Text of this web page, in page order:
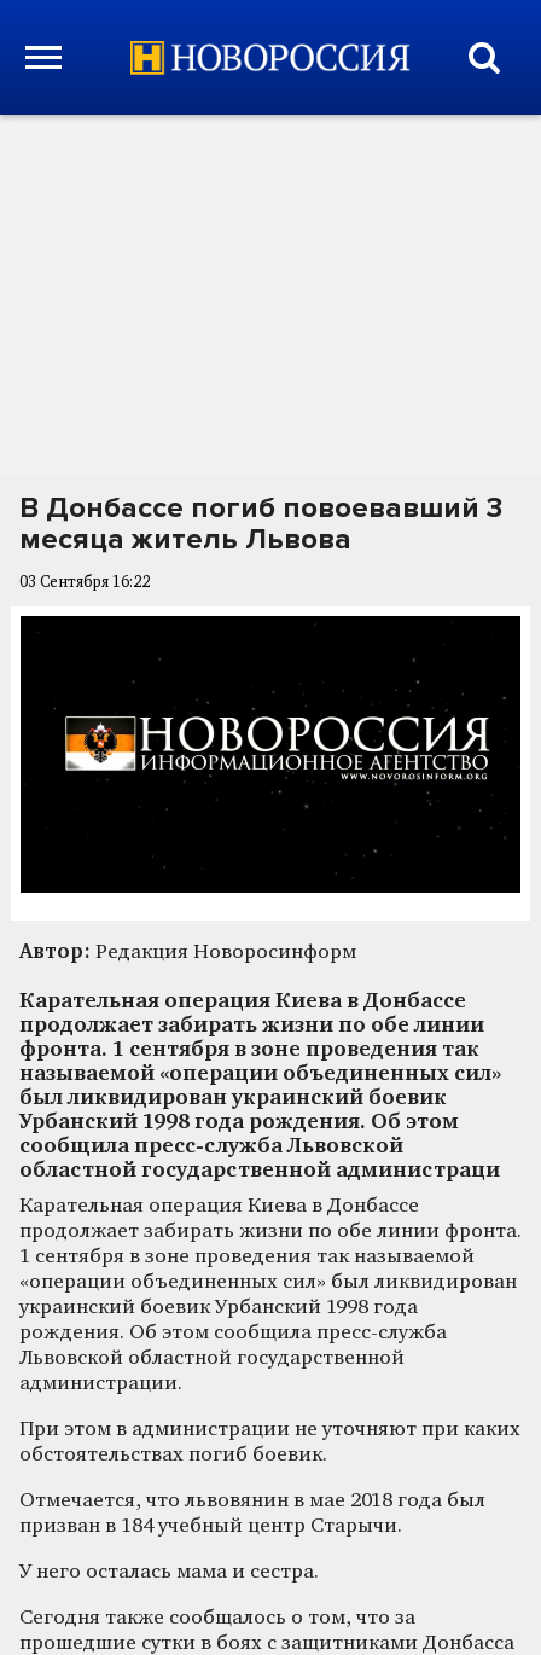
В Донбассе погиб повоевавший 3
месяца житель Львова
03 Сентября 16:22
Автор: Редакция Новоросинформ
Карательная операция Киева в Донбассе
продолжает забирать жизни по обе линии
фронта. 1 сентября в зоне проведения так
называемой «операции объединенных сил»
был ликвидирован украинский боевик
Урбанский 1998 года рождения. Об этом
сообщила пресс-служба Львовской
областной государственной администраци
Карательная операция Киева в Донбассе
продолжает забирать жизни по обе линии фронта.
1 сентября в зоне проведения так называемой
«операции объединенных сил» был ликвидирован
украинский боевик Урбанский 1998 года
рождения. Об этом сообщила пресс-служба
Львовской областной государственной
администрации.
При этом в администрации не уточняют при каких
обстоятельствах погиб боевик.
Отмечается, что львовянин в мае 2018 года был
призван в 184 учебный центр Старычи.
У него осталась мама и сестра.
Сегодня также сообщалось о том, что за
прошедшие сутки в боях с защитниками Донбасса